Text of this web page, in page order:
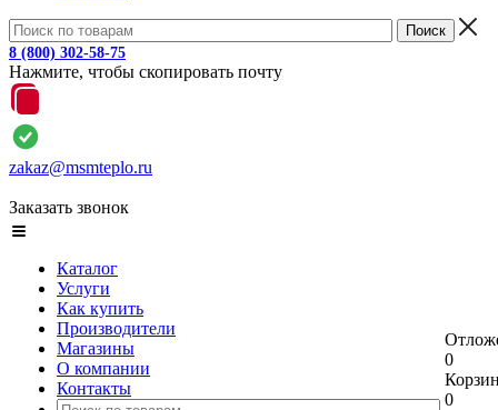
8 (800) 302-58-75
Нажмите, чтобы скопировать почту
zakaz@msmteplo.ru
Заказать звонок
Каталог
Услуги
Как купить
Производители
Магазины
О компании
Контакты
0
0